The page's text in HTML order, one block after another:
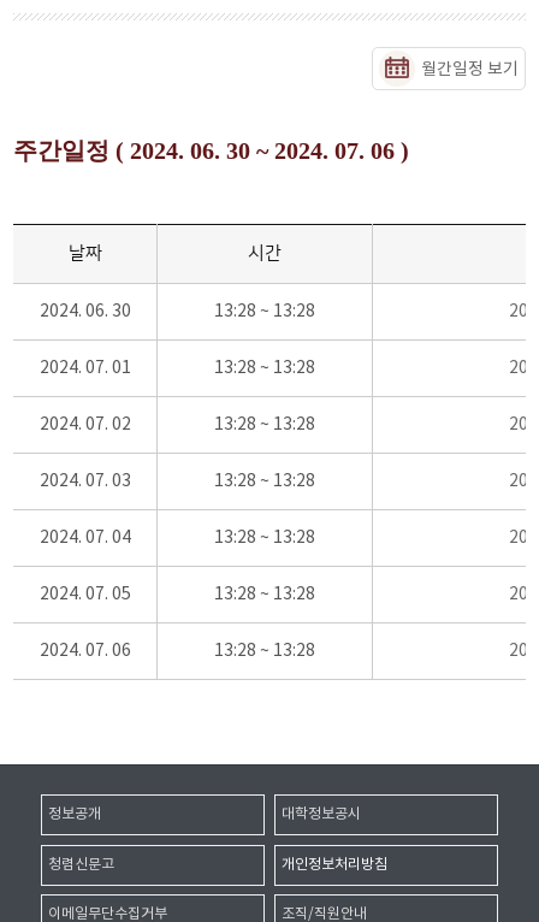
월간일정 보기
주간일정 ( 2024. 06. 30 ~ 2024. 07. 06 )
날짜 시간
2024. 06. 30 13:28 ~ 13:28
2024. 07. 01 13:28 ~ 13:28
2024. 07. 02 13:28 ~ 13:28
2024. 07. 03 13:28 ~ 13:28
2024. 07. 04 13:28 ~ 13:28
2024. 07. 05 13:28 ~ 13:28
2024. 07. 06 13:28 ~ 13:28
정보공개 대학정보공시
청렴신문고 개인정보처리방침
이메일무단수집거부 조직/직원안내